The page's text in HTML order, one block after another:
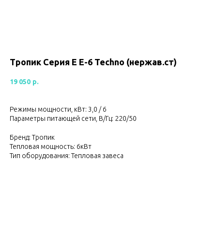
Тропик Серия Е Е-6 Techno (нержав.ст)
19 050 р.
Режимы мощности, кВт: 3,0 / 6
Параметры питающей сети, В/Гц: 220/50
Бренд: Тропик
Тепловая мощность: 6кВт
Тип оборудования: Тепловая завеса